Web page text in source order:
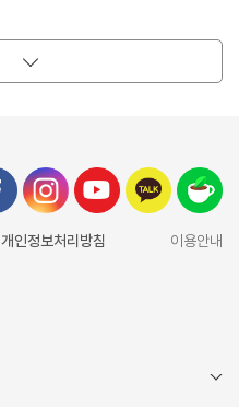
개인정보처리방침
이용안내